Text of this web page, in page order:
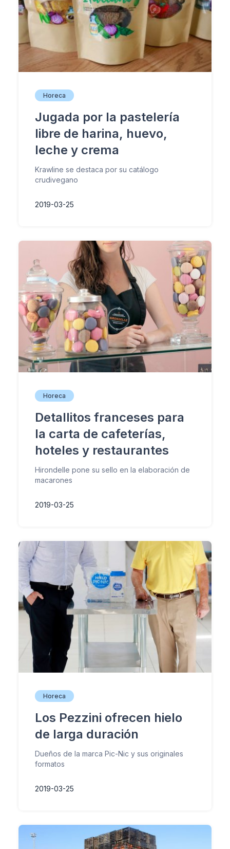
Horeca
Jugada por la pastelería
libre de harina, huevo,
leche y crema
Krawline se destaca por su catálogo
crudivegano
2019-03-25
Horeca
Detallitos franceses para
la carta de cafeterías,
hoteles y restaurantes
Hirondelle pone su sello en la elaboración de
macarones
2019-03-25
Horeca
Los Pezzini ofrecen hielo
de larga duración
Dueños de la marca Pic-Nic y sus originales
formatos
2019-03-25